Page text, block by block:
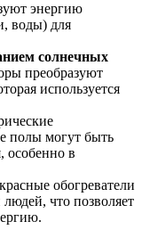
энергию
воды) для
солнечных
преобразуют
используется
полы могут быть
особенно в
обогреватели
что позволяет